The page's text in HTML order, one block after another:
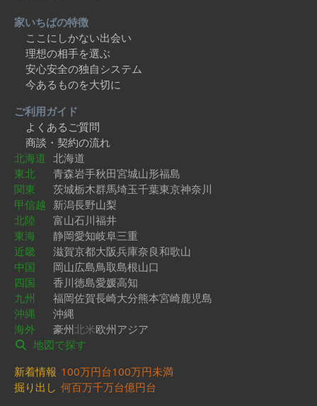
家いちばの特徴
ここにしかない出会い
理想の相手を選ぶ
安心安全の独自システム
今あるものを大切に
ご利用ガイド
よくあるご質問
商談・契約の流れ
北海道 北海道
東北
青森岩手秋田宮城山形福島
関東
茨城栃木群馬埼玉千葉東京神奈川
甲信越 新潟長野山梨
北陸
富山石川福井
東海
静岡愛知岐阜三重
近畿
滋賀京都大阪兵庫奈良和歌山
中国
岡山広島鳥取島根山口
四国
香川徳島愛媛高知
九州
福岡佐賀長崎大分熊本宮崎鹿児島
沖縄
沖縄
海外
豪州北米欧州アジア
地図で探す
新着情報 100万円台100万円未満
掘り出し 何百万千万台億円台